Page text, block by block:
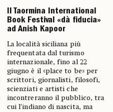
Il Taormina International
Book Festival «dà fiducia»
ad Anish Kapoor
La località siciliana più
frequentata dal turismo
internazionale, fino al 22
giugno è il «place to be» per
scrittori, giornalisti, filosofi,
scienziati e artisti che
incontreranno il pubblico, tra
cui l’indiano di nascita, ma